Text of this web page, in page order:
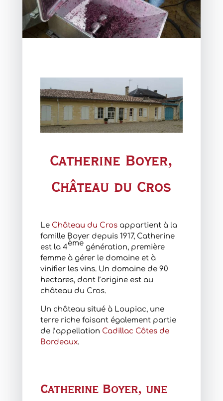
Catherine Boyer,
Château du Cros
Le Château du Crosappartient à la
famille Boyer depuis 1917, Catherine
est la 4ème génération, première
femme à gérer le domaine et à
vinifier les vins. Un domaine de 90
hectares, dont l’origine est au
château du Cros.
Un château situé à Loupiac, une
terre riche faisant également partie
de l’appellation Cadillac Côtes de
Bordeaux.
Catherine Boyer, une